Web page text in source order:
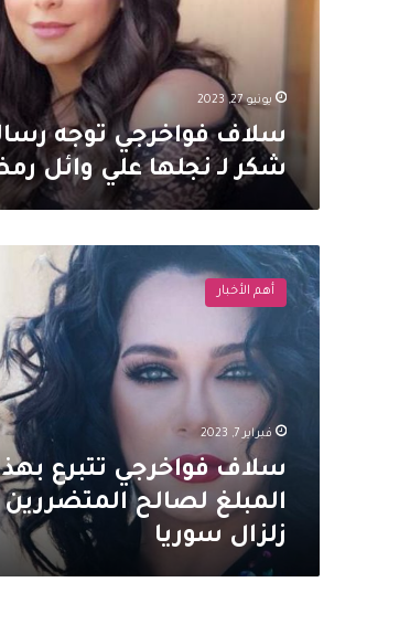
رمضان يونيو 27, 2023
سلاف فواخرجي توجه
شكر لـ نجلها علي وائل
سلاف
فواخرجي
تتبرع
المبلغ
المتضررين
أهم الأخبار
فبراير 7, 2023
سلاف فواخرجي تتبرع
المبلغ لصالح
زلزال سوريا